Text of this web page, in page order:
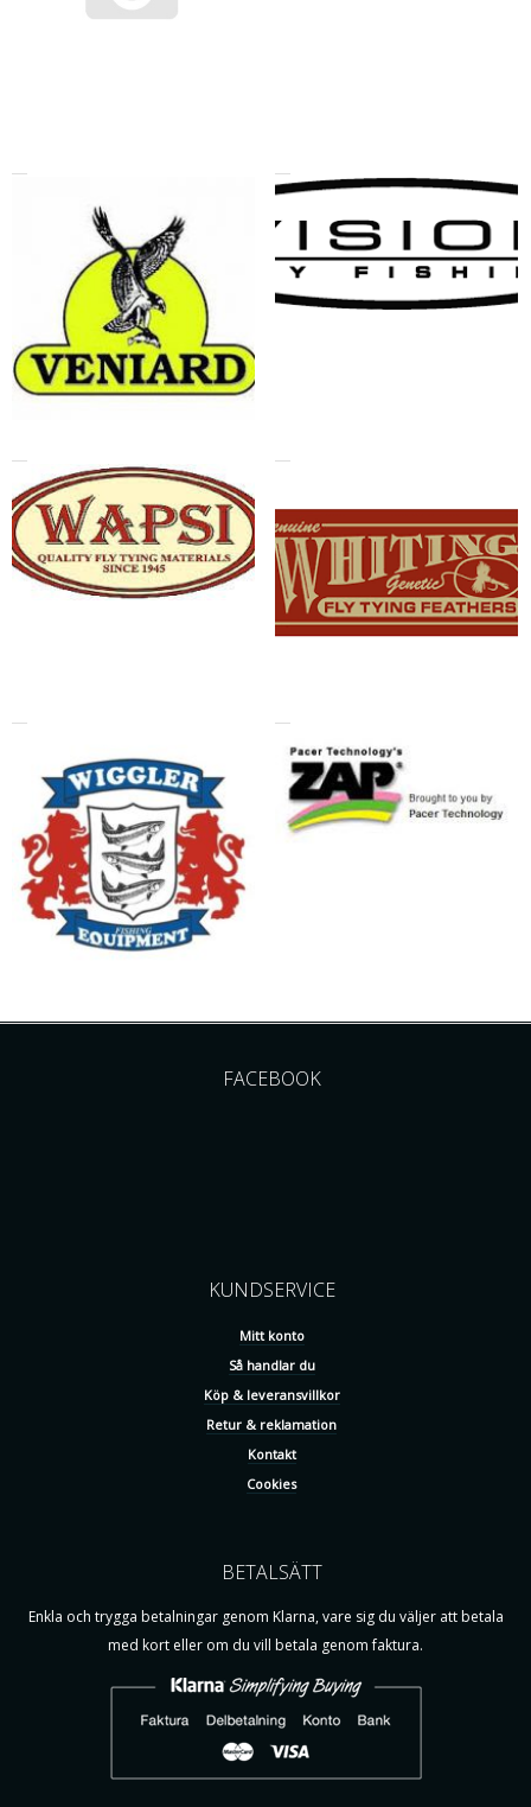
FACEBOOK
KUNDSERVICE
Mitt konto
Så handlar du
Köp & leveransvillkor
Retur & reklamation
Kontakt
Cookies
BETALSÄTT
Enkla och trygga betalningar genom Klarna, vare sig du väljer att betala
med kort eller om du vill betala genom faktura.